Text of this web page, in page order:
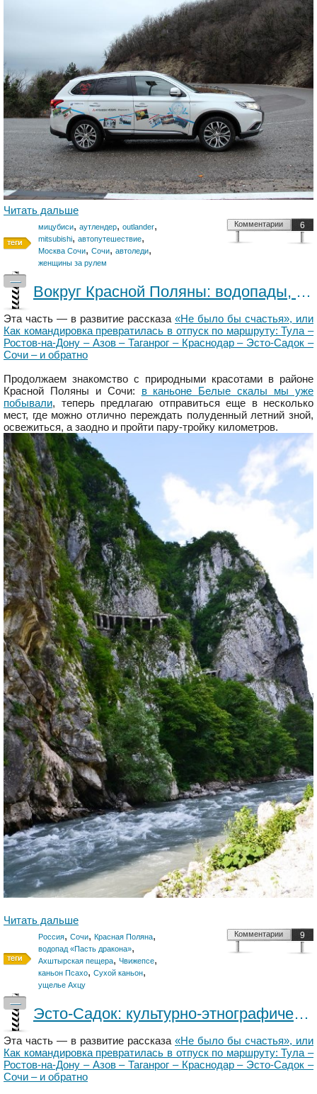
Читать дальше
мицубиси, аутлендер, outlander,
mitsubishi, автопутешествие,
Москва Сочи, Сочи, автоледи,
женщины за рулем
6
Комментарии
—
Вокруг Красной Поляны: водопады, реки, каньоны сухие и мокрые
Эта часть — в развитие рассказа «Не было бы счастья», или
Как командировка превратилась в отпуск по маршруту: Тула –
Ростов-на-Дону – Азов – Таганрог – Краснодар – Эсто-Садок –
Сочи – и обратно
Продолжаем знакомство с природными красотами в районе
Красной Поляны и Сочи: в каньоне Белые скалы мы уже
побывали, теперь предлагаю отправиться еще в несколько
мест, где можно отлично переждать полуденный летний зной,
освежиться, а заодно и пройти пару-тройку километров.
Читать дальше
Россия, Сочи, Красная Поляна,
водопад «Пасть дракона»,
Ахштырская пещера, Чвижепсе,
каньон Псахо, Сухой каньон,
ущелье Ахцу
9
Комментарии
—
Эсто-Садок: культурно-этнографический комплекс «Моя Россия»
Эта часть — в развитие рассказа «Не было бы счастья», или
Как командировка превратилась в отпуск по маршруту: Тула –
Ростов-на-Дону – Азов – Таганрог – Краснодар – Эсто-Садок –
Сочи – и обратно